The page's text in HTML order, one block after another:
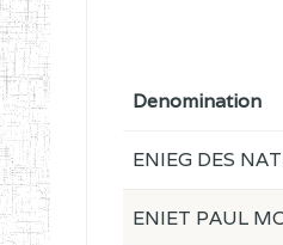
Denomination
ENIEG DES
ENIET PAUL